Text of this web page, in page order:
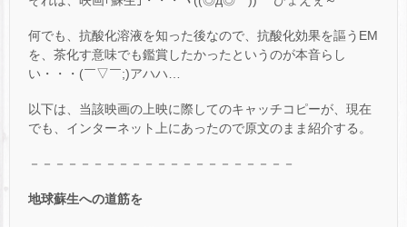
何でも、抗酸化溶液を知った後なので、抗酸化効果を謳うEM
を、茶化す意味でも鑑賞したかったというのが本音らし
い・・・(￣▽￣;)アハハ…
以下は、当該映画の上映に際してのキャッチコピーが、現在
でも、インターネット上にあったので原文のまま紹介する。
－－－－－－－－－－－－－－－－－－－－－
地球蘇生への道筋を